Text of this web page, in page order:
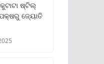
ଷ୍ଟିଲ୍
ଜ୍ୟୋତି